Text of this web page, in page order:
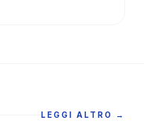
LEGGI ALTRO →